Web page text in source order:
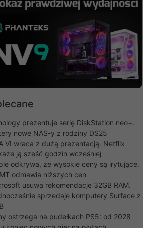
prezentuje serię DiskStation neo+.
nowe NAS-y z rodziny DS25
VI wraca z dużą prezentacją. Netflix
ją sześć godzin wcześniej
odkrywa, że wysokie ceny są irytujące.
odmawia niższych cen
usuwa rekomendacje 32GB RAM.
sprzedaje komputery Surface z
ostrzega na pudełkach PS5: od 2028